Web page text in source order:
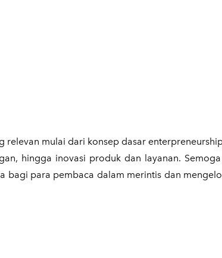
mulai dari konsep dasar
hingga inovasi produk dan layanan.
bagi para pembaca dalam merintis dan